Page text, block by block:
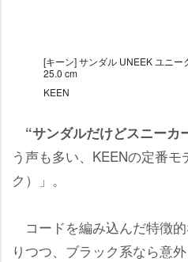
[キーン] サンダル UNEEK ユニ
25.0 cm
KEEN
“サンダルだけどスニーカ
う声も多い、KEENの定番
ク）」。
コードを編み込んだ特徴
りつつ、ブラック系なら意